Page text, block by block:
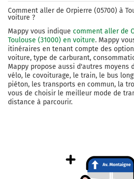
E15 A9
E80
TOULOUSE
BÉZIERS
SÈTE
La Languedocienne
TOULOUSE
CARCASSONNE
372 km
Comment aller de Orpierre (05700) à
voiture ?
Mappy vous indique comment aller de
Toulouse (31000) en voiture. Mappy
itinéraires en tenant compte des
voiture, type de carburant,
Mappy propose aussi d'autres moyens
vélo, le covoiturage, le train, le bus
piéton, les transports en commun, la
vous de choisir le meilleur mode de
distance à parcourir.